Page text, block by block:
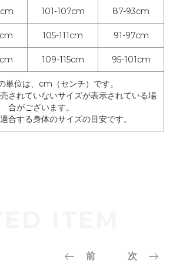
101-107cm 87-93cm
105-111cm 91-97cm
109-115cm 95-101cm
単位は、cm（センチ）です。
されていないサイズが表示されている場
合がございます。
合する身体のサイズの目安です。
前 次